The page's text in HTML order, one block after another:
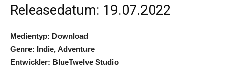
Releasedatum: 19.07.2022
Medientyp: Download
Genre: Indie, Adventure
Entwickler: BlueTwelve Studio